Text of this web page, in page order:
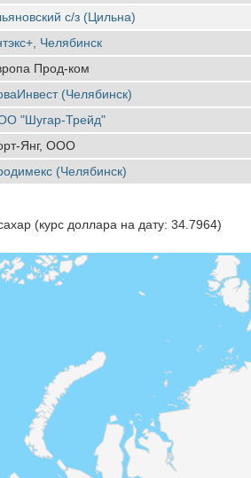
с/з (Цильна)
Челябинск
Прод-ком
(Челябинск)
"Шугар-Трейд"
Янг, ООО
(Челябинск)
(курс доллара на дату: 34.7964)